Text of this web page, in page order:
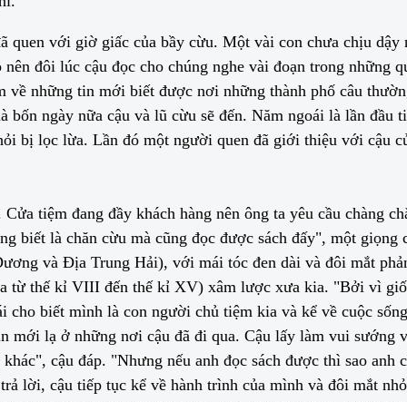
với giờ giấc của bầy cừu. Một vài con chưa chịu
đôi lúc cậu đọc cho chúng nghe vài đoạn trong những
những tin mới biết được nơi những thành phố câu
ngày nữa cậu và lũ cừu sẽ đến. Năm ngoái là lần đầu
bị lọc lừa. Lần đó một người quen đã giới thiệu với cậu
tiệm đang đầy khách hàng nên ông ta yêu cầu chàng
là chăn cừu mà cũng đọc được sách đấy", một giọng
và Địa Trung Hải), với mái tóc đen dài và đôi mắt
từ thế kỉ VIII đến thế kỉ XV) xâm lược xưa kia. "Bởi vì
biết mình là con người chủ tiệm kia và kể về cuộc
mới lạ ở những nơi cậu đã đi qua. Cậu lấy làm vui
cậu đáp. "Nhưng nếu anh đọc sách được thì sao
lời, cậu tiếp tục kể về hành trình của mình và đôi mắt